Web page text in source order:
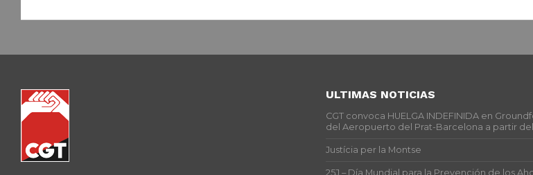
ULTIMAS NOTICIAS
CGT convoca HUELGA INDEFINIDA en
del Aeropuerto del Prat-Barcelona a partir
Justícia per la Montse
25J – Día Mundial para la Prevención de los